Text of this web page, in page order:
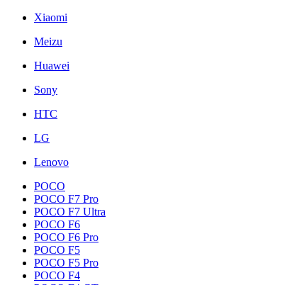
Xiaomi
Meizu
Huawei
Sony
HTC
LG
Lenovo
POCO
POCO F7 Pro
POCO F7 Ultra
POCO F6
POCO F6 Pro
POCO F5
POCO F5 Pro
POCO F4